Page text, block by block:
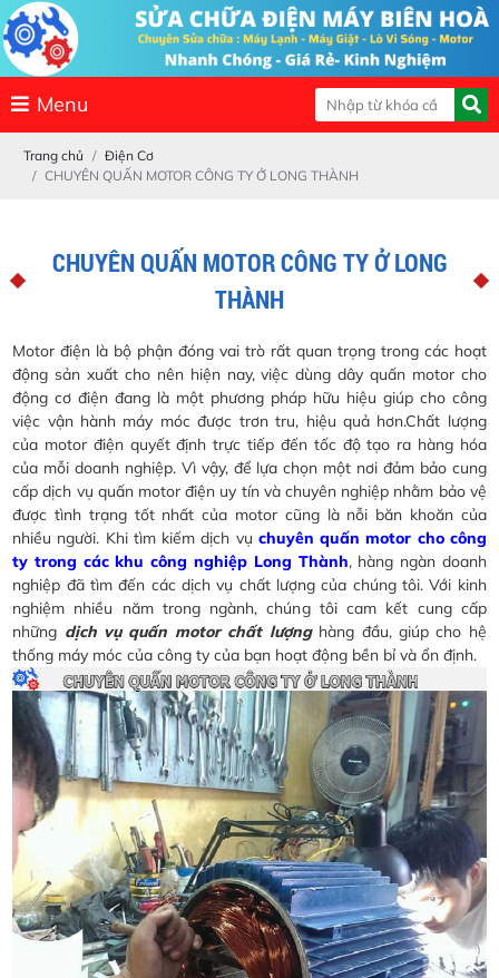
Menu
Trang chủ
Điện Cơ
CHUYÊN QUẤN MOTOR CÔNG TY Ở LONG THÀNH
CHUYÊN QUẤN MOTOR CÔNG TY Ở LONG
THÀNH
Motor điện là bộ phận đóng vai trò rất quan trọng trong các hoạt
động sản xuất cho nên hiện nay, việc dùng dây quấn motor cho
động cơ điện đang là một phương pháp hữu hiệu giúp cho công
việc vận hành máy móc được trơn tru, hiệu quả hơn.Chất lượng
của motor điện quyết định trực tiếp đến tốc độ tạo ra hàng hóa
của mỗi doanh nghiệp. Vì vậy, để lựa chọn một nơi đảm bảo cung
cấp dịch vụ quấn motor điện uy tín và chuyên nghiệp nhằm bảo vệ
được tình trạng tốt nhất của motor cũng là nỗi băn khoăn của
nhiều người. Khi tìm kiếm dịch vụ chuyên quấn motor cho công
ty trong các khu công nghiệp Long Thành, hàng ngàn doanh
nghiệp đã tìm đến các dịch vụ chất lượng của chúng tôi. Với kinh
nghiệm nhiều năm trong ngành, chúng tôi cam kết cung cấp
những dịch vụ quấn motor chất lượnghàng đầu, giúp cho hệ
thống máy móc của công ty của bạn hoạt động bền bỉ và ổn định.